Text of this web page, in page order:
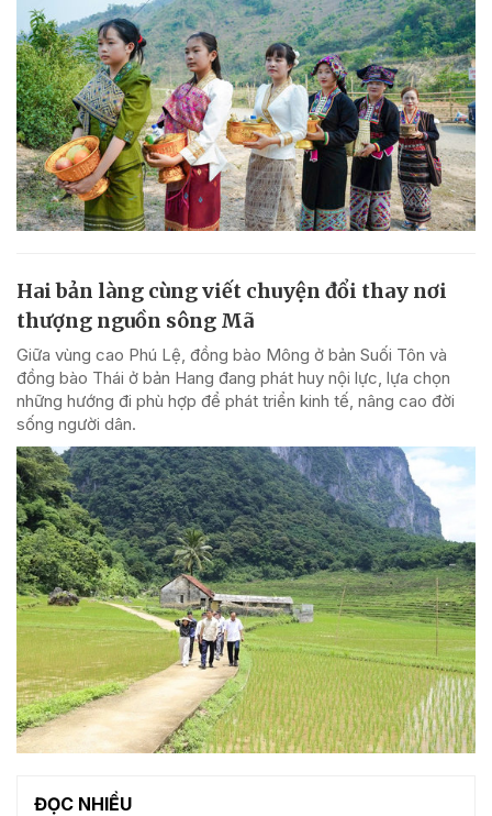
Hai bản làng cùng viết chuyện đổi thay nơi
thượng nguồn sông Mã
Giữa vùng cao Phú Lệ, đồng bào Mông ở bản Suối Tôn và
đồng bào Thái ở bản Hang đang phát huy nội lực, lựa chọn
những hướng đi phù hợp để phát triển kinh tế, nâng cao đời
sống người dân.
ĐỌC NHIỀU